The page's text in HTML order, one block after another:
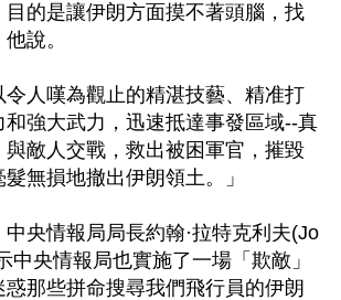
的是讓伊朗方面摸不著頭腦，找
說。
人嘆為觀止的精湛技藝、精准打
和強大武力，迅速抵達事發區域--真
與敵人交戰，救出被困軍官，摧毀
無損地撤出伊朗領土。」
央情報局局長約翰·拉特克利夫(Jo
中央情報局也實施了一場「欺敵」
那些拼命搜尋我們飛行員的伊朗